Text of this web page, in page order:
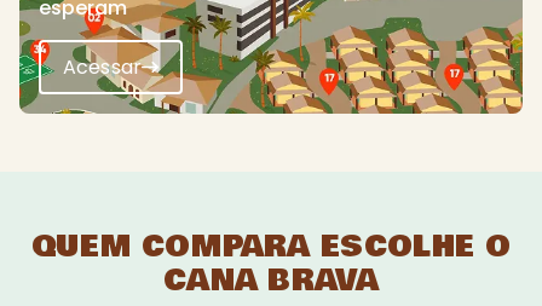
esperam
Acessar
QUEM COMPARA ESCOLHE O
CANA BRAVA